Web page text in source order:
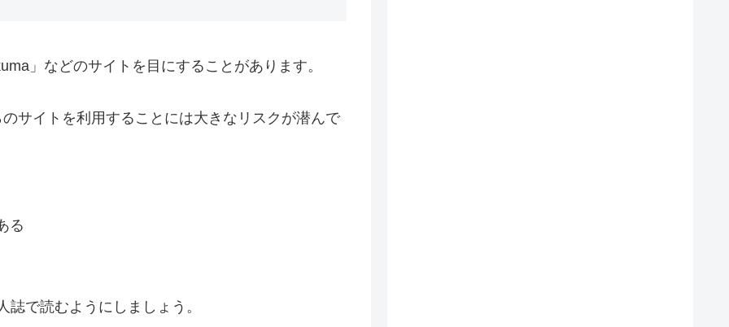
」などのサイトを目にすることがあります。
サイトを利用することには大きなリスクが潜んで
る
で読むようにしましょう。